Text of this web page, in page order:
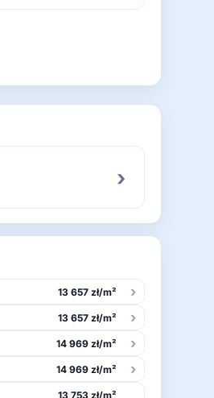
›
13 657 zł/m² ›
13 657 zł/m² ›
14 969 zł/m² ›
14 969 zł/m² ›
13 753 zł/m²